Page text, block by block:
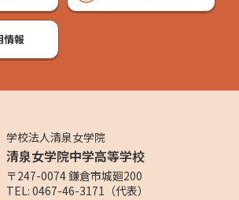
情報
学校法人清泉女学院
清泉女学院中学高等学校
〒247-0074 鎌倉市城廻200
TEL: 0467-46-3171（代表）